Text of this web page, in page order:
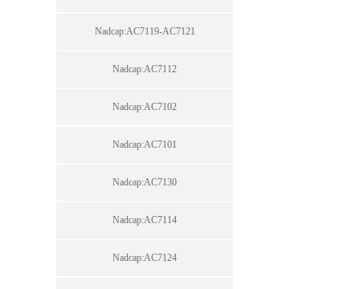
Nadcap:AC7119-AC7121
Nadcap:AC7112
Nadcap:AC7102
Nadcap:AC7101
Nadcap:AC7130
Nadcap:AC7114
Nadcap:AC7124